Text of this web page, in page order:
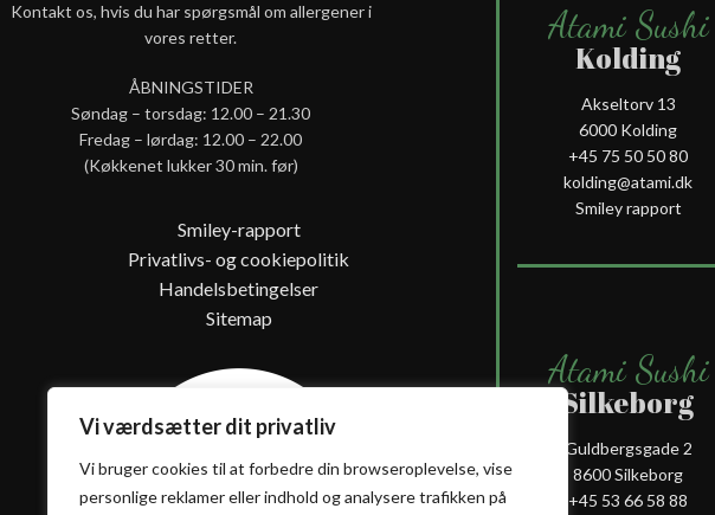
Vi værdsætter dit privatliv
Vi bruger cookies til at forbedre din browseroplevelse, vise
personlige reklamer eller indhold og analysere trafikken på
Kontakt os, hvis du har spørgsmål om allergener i
vores retter.
ÅBNINGSTIDER
Søndag – torsdag: 12.00 – 21.30
Fredag – lørdag: 12.00 – 22.00
(Køkkenet lukker 30 min. før)
Smiley-rapport
Privatlivs- og cookiepolitik
Handelsbetingelser
Sitemap
Atami Sushi
Kolding
Akseltorv 13
6000 Kolding
+45 75 50 50 80
kolding@atami.dk
Smiley rapport
Atami Sushi
Silkeborg
Guldbergsgade 2
8600 Silkeborg
+45 53 66 58 88